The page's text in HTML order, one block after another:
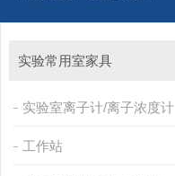
实验常用室家具
实验室离子计/离子浓度计
工作站